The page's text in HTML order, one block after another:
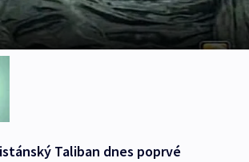
Taliban dnes poprvé